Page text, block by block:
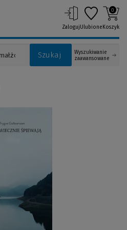
Szukaj
Wyszukiwanie
zaawansowane
ZalogujUlubione
0
Koszyk